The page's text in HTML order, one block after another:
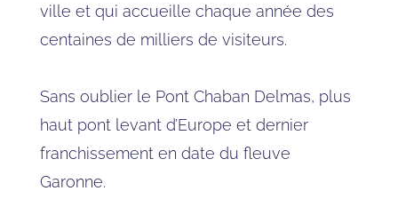
ville et qui accueille chaque année des
centaines de milliers de visiteurs.
Sans oublier le Pont Chaban Delmas, plus
haut pont levant d’Europe et dernier
franchissement en date du fleuve
Garonne.